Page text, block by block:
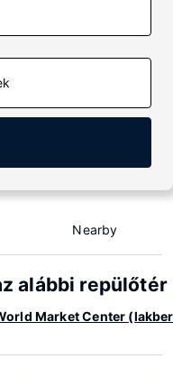
Nearby
alábbi
Market Center